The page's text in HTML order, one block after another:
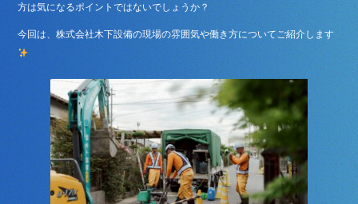
方は気になるポイントではないでしょうか？
今回は、株式会社木下設備の現場の雰囲気や働き方についてご紹介します